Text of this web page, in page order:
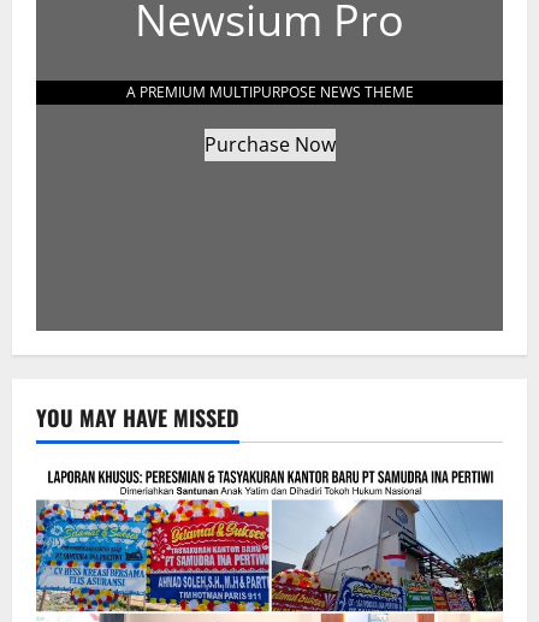
Newsium Pro
A PREMIUM MULTIPURPOSE NEWS THEME
Purchase Now
YOU MAY HAVE MISSED